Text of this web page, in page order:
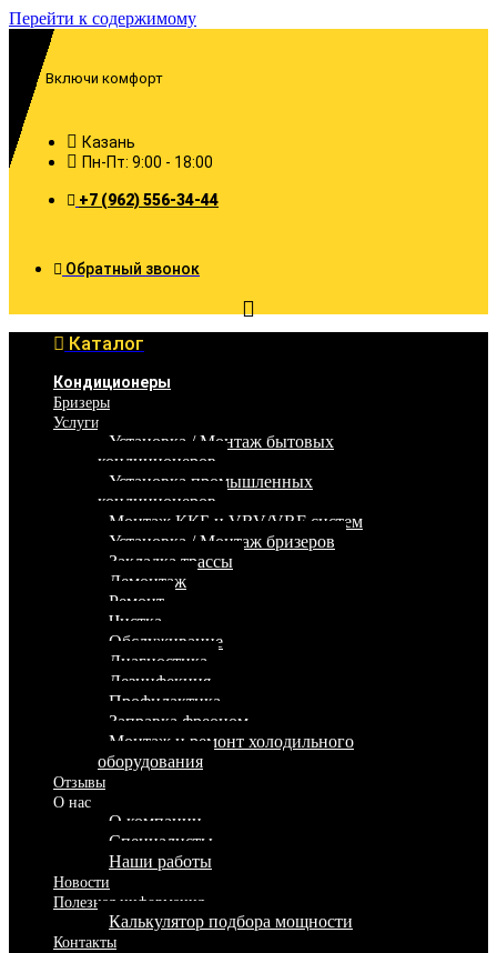
Перейти к содержимому
Включи комфорт
Казань
Пн-Пт: 9:00 - 18:00
+7 (962) 556-34-44
Обратный звонок
Каталог
Кондиционеры
Бризеры
Услуги
Установка / Монтаж бытовых
кондиционеров
Установка промышленных
кондиционеров
Монтаж ККБ и VRV/VRF систем
Установка / Монтаж бризеров
Закладка трассы
Демонтаж
Ремонт
Чистка
Обслуживание
Диагностика
Дезинфекция
Профилактика
Заправка фреоном
Монтаж и ремонт холодильного
оборудования
Отзывы
О нас
О компании
Специалисты
Наши работы
Новости
Полезная информация
Калькулятор подбора мощности
Контакты